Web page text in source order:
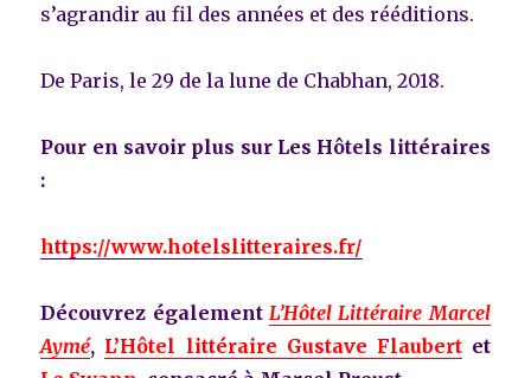
s’agrandir au fil des années et des rééditions.
De Paris, le 29 de la lune de Chabhan, 2018.
Pour en savoir plus sur Les Hôtels littéraires
:
https://www.hotelslitteraires.fr/
Découvrez également L’Hôtel Littéraire Marcel
Aymé, L’Hôtel littéraire Gustave Flaubert et